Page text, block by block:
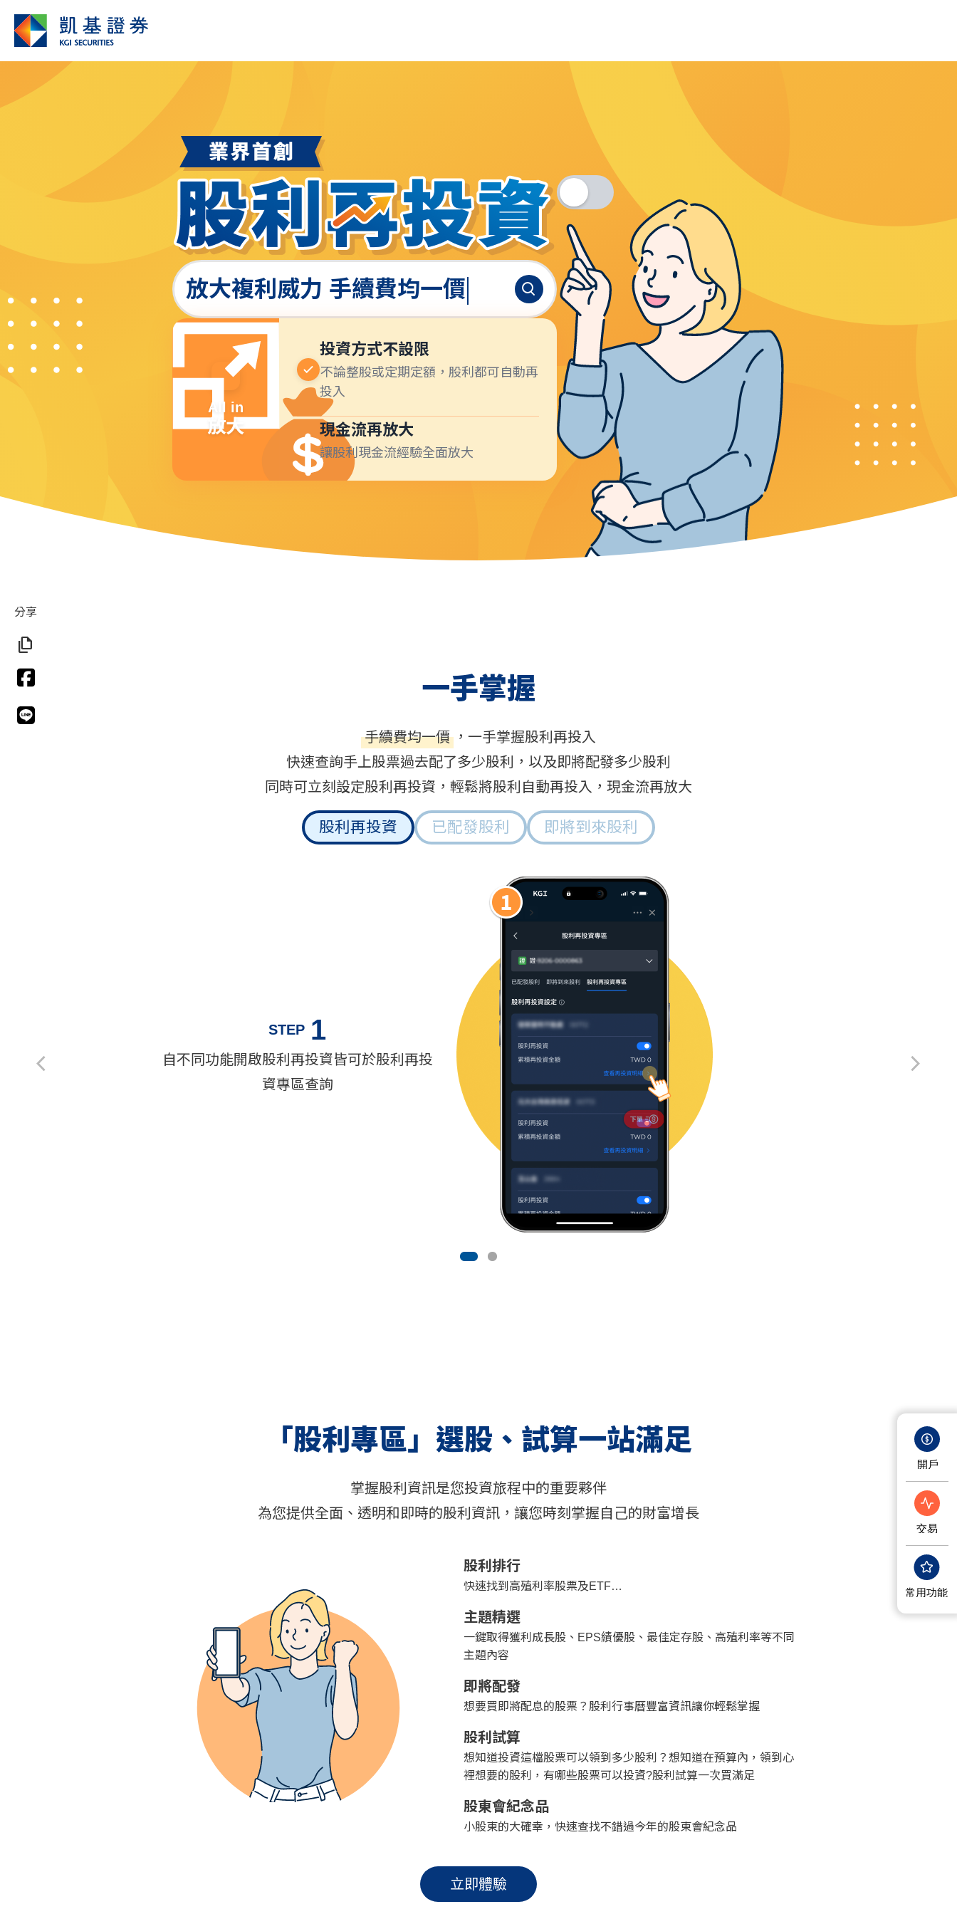
放大複利威力 手續費均一價
All in
放大
投資方式不設限
不論整股或定期定額，股利都可自動再
投入
現金流再放大
讓股利現金流經驗全面放大
分享
file_copy
一手掌握
手續費均一價 ，一手掌握股利再投入
快速查詢手上股票過去配了多少股利，以及即將配發多少股利
同時可立刻設定股利再投資，輕鬆將股利自動再投入，現金流再放大
股利再投資 已配發股利 即將到來股利
STEP 1
自不同功能開啟股利再投資皆可於股利再投
資專區查詢
「股利專區」選股、試算一站滿足
掌握股利資訊是您投資旅程中的重要夥伴
為您提供全面、透明和即時的股利資訊，讓您時刻掌握自己的財富增長
股利排行
快速找到高殖利率股票及ETF…
主題精選
一鍵取得獲利成長股、EPS績優股、最佳定存股、高殖利率等不同
主題內容
即將配發
想要買即將配息的股票？股利行事曆豐富資訊讓你輕鬆掌握
股利試算
想知道投資這檔股票可以領到多少股利？想知道在預算內，領到心
裡想要的股利，有哪些股票可以投資?股利試算一次買滿足
股東會紀念品
小股東的大確幸，快速查找不錯過今年的股東會紀念品
立即體驗